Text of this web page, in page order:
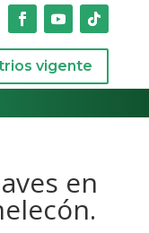
vigente
en